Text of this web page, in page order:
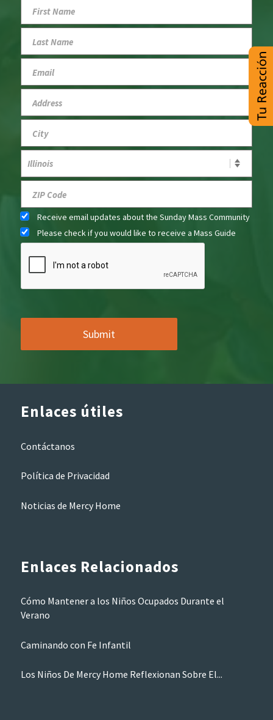
Receive email updates about the Sunday Mass Community
Please check if you would like to receive a Mass Guide
Enlaces útiles
Contáctanos
Política de Privacidad
Noticias de Mercy Home
Enlaces Relacionados
Cómo Mantener a los Niños Ocupados Durante el
Verano
Caminando con Fe Infantil
Los Niños De Mercy Home Reflexionan Sobre El...